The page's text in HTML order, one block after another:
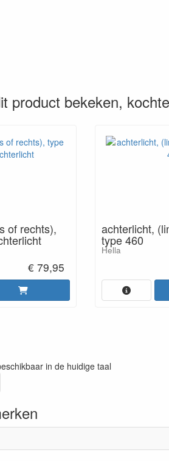
product bekeken,
of rechts),
€ 79,95
achterlicht,
type 460
Hella
in de huidige taal